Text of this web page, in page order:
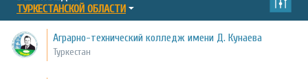
ТУРКЕСТАНСКОЙ ОБЛАСТИ
Аграрно-технический колледж имени Д. Кунаева
Туркестан